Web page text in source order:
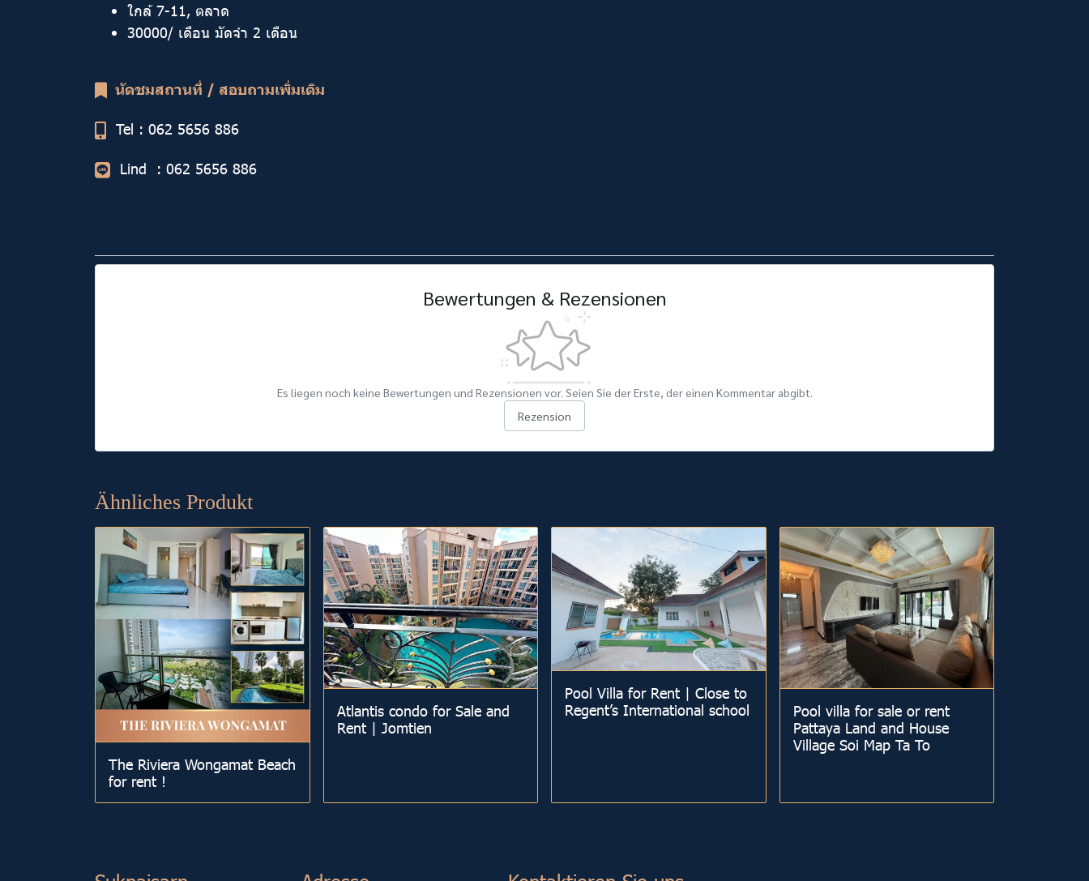
ใกล้ 7-11, ตลาด
30000/ เดือน มัดจำ 2 เดือน
นัดชมสถานที่ / สอบถามเพิ่มเติม
Tel : 062 5656 886
Lind : 062 5656 886
Bewertungen & Rezensionen
Es liegen noch keine Bewertungen und Rezensionen vor. Seien Sie der Erste, der einen Kommentar abgibt.
Rezension
Ähnliches Produkt
The Riviera Wongamat Beach
for rent !
Atlantis condo for Sale and
Rent | Jomtien
Pool Villa for Rent | Close to
Regent’s International school
Pool villa for sale or rent
Pattaya Land and House
Village Soi Map Ta To